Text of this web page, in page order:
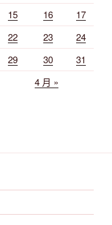
15 16
17
22 23
24
29 30
31
4 月 »